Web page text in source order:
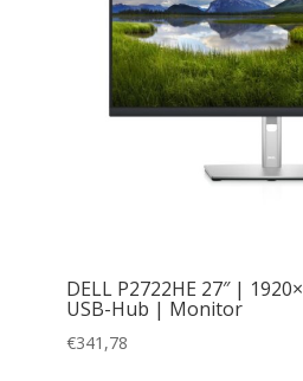
DELL P2722HE 27″ |
USB-Hub | Monitor
€341,78